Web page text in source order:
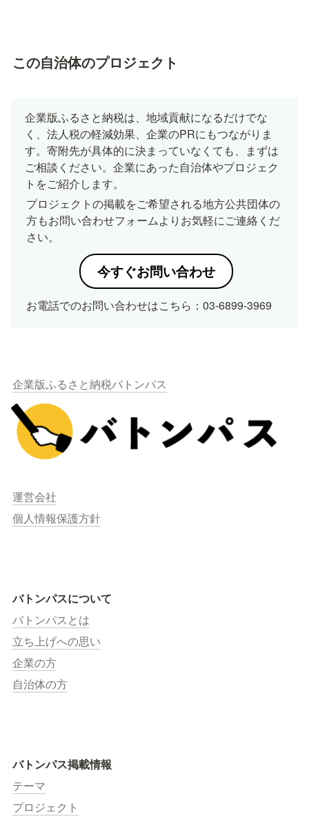
この自治体のプロジェクト
企業版ふるさと納税は、地域貢献になるだけでな
く、法人税の軽減効果、企業のPRにもつながりま
す。寄附先が具体的に決まっていなくても、まずは
ご相談ください。企業にあった自治体やプロジェク
トをご紹介します。
プロジェクトの掲載をご希望される地方公共団体の
方もお問い合わせフォームよりお気軽にご連絡くだ
さい。
今すぐお問い合わせ
お電話でのお問い合わせはこちら：03-6899-3969
企業版ふるさと納税バトンパス
運営会社
個人情報保護方針
バトンパスについて
バトンパスとは
立ち上げへの思い
企業の方
自治体の方
バトンパス掲載情報
テーマ
プロジェクト